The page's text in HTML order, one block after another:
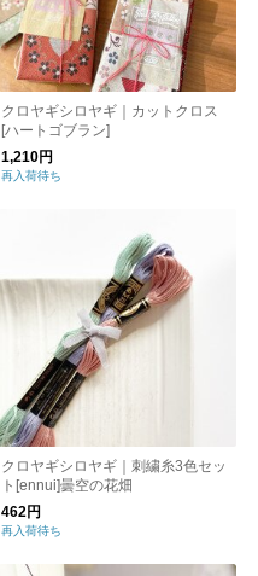
クロヤギシロヤギ｜カットクロス
[ハートゴブラン]
1,210円
再入荷待ち
クロヤギシロヤギ｜刺繍糸3色セッ
ト[ennui]曇空の花畑
462円
再入荷待ち